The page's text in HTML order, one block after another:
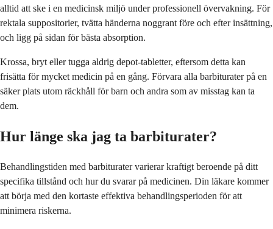
alltid att ske i en medicinsk miljö under professionell övervakning. För
rektala suppositorier, tvätta händerna noggrant före och efter insättning,
och ligg på sidan för bästa absorption.
Krossa, bryt eller tugga aldrig depot-tabletter, eftersom detta kan
frisätta för mycket medicin på en gång. Förvara alla barbiturater på en
säker plats utom räckhåll för barn och andra som av misstag kan ta
dem.
Hur länge ska jag ta barbiturater?
Behandlingstiden med barbiturater varierar kraftigt beroende på ditt
specifika tillstånd och hur du svarar på medicinen. Din läkare kommer
att börja med den kortaste effektiva behandlingsperioden för att
minimera riskerna.